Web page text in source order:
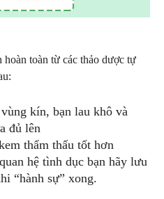
hoàn toàn từ các thảo dược tự
kín, bạn lau khô và
đủ lên
thẩm thấu tốt hơn
hệ tình dục bạn hãy lưu
“hành sự” xong.